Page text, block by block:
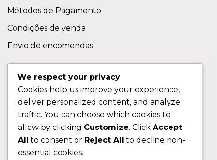
Métodos de Pagamento
Condições de venda
Envio de encomendas
Contactos
Sobre nos
FAQ (Perguntas Frequentes)
CLIENTE
We respect your privacy
Cookies help us improve your experience,
deliver personalized content, and analyze
traffic. You can choose which cookies to
allow by clicking Customize. Click Accept
All to consent or Reject All to decline non-
essential cookies.